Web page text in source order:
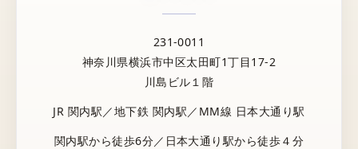
231-0011
神奈川県横浜市中区太田町1丁目17-2
川島ビル１階
JR 関内駅／地下鉄 関内駅／MM線 日本大通り駅
関内駅から徒歩6分／日本大通り駅から徒歩４分